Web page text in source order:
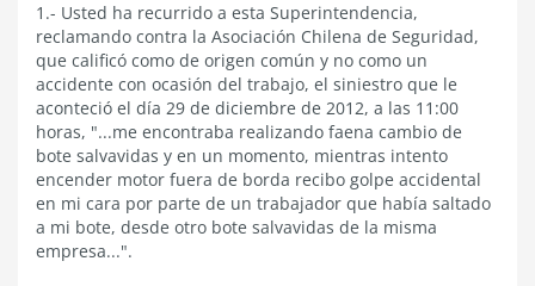
1.- Usted ha recurrido a esta Superintendencia,
reclamando contra la Asociación Chilena de Seguridad,
que calificó como de origen común y no como un
accidente con ocasión del trabajo, el siniestro que le
aconteció el día 29 de diciembre de 2012, a las 11:00
horas, "...me encontraba realizando faena cambio de
bote salvavidas y en un momento, mientras intento
encender motor fuera de borda recibo golpe accidental
en mi cara por parte de un trabajador que había saltado
a mi bote, desde otro bote salvavidas de la misma
empresa...".